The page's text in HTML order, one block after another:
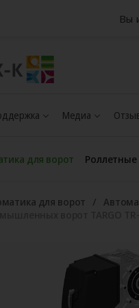
Медиа
для ворот
для ворот
Вы